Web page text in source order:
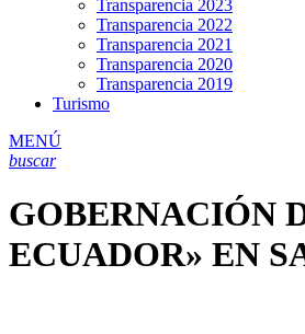
Transparencia 2023
Transparencia 2022
Transparencia 2021
Transparencia 2020
Transparencia 2019
Turismo
MENÚ
buscar
GOBERNACIÓN
ECUADOR» EN